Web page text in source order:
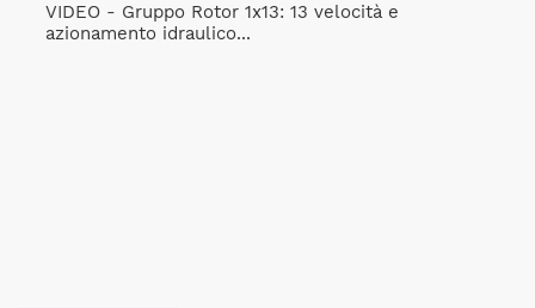
VIDEO - Gruppo Rotor 1x13: 13 velocità e
azionamento idraulico...